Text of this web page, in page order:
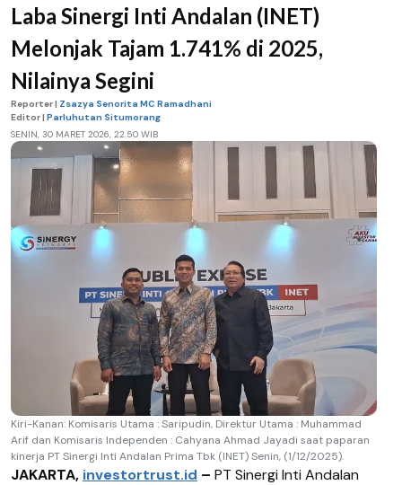
Laba Sinergi Inti Andalan (INET)
Melonjak Tajam 1.741% di 2025,
Nilainya Segini
Reporter | Zsazya Senorita MC Ramadhani
Editor | Parluhutan Situmorang
SENIN, 30 MARET 2026, 22.50 WIB
Kiri-Kanan: Komisaris Utama : Saripudin, Direktur Utama : Muhammad
Arif dan Komisaris Independen : Cahyana Ahmad Jayadi saat paparan
kinerja PT Sinergi Inti Andalan Prima Tbk (INET) Senin, (1/12/2025).
JAKARTA, investortrust.id – PT Sinergi Inti Andalan